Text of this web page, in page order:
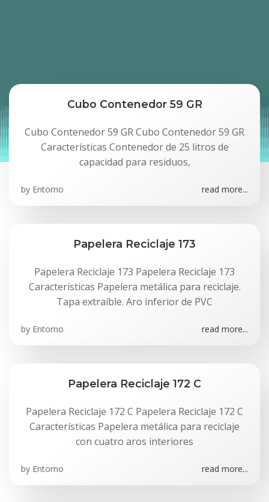
Cubo Contenedor 59 GR
Cubo Contenedor 59 GR Cubo Contenedor 59 GR
Características Contenedor de 25 litros de
capacidad para residuos,
by Entorno read more...
Papelera Reciclaje 173
Papelera Reciclaje 173 Papelera Reciclaje 173
Características Papelera metálica para reciclaje.
Tapa extraíble. Aro inferior de PVC
by Entorno read more...
Papelera Reciclaje 172 C
Papelera Reciclaje 172 C Papelera Reciclaje 172 C
Características Papelera metálica para reciclaje
con cuatro aros interiores
by Entorno read more...